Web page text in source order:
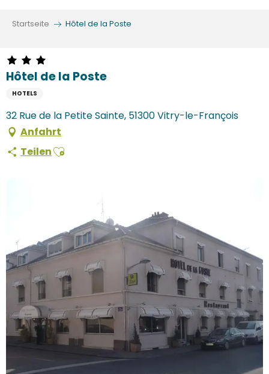
Startseite Hôtel de la Poste
Hôtel de la Poste
HOTELS
32 Rue de la Petite Sainte, 51300 Vitry-le-François
Anfahrt
TeilenAjouter aux favoris